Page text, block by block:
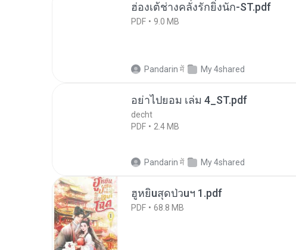
ฮ่องเต้ช่างคลั่งรักยิ่งนัก-ST.pdf
PDF 9.0 MB
Pandarin में My 4shared
อย่าไปยอม เล่ม 4_ST.pdf
decht
PDF
2.4 MB
Pandarin में My 4shared
ฮูหยิuสุดป่วuฯ 1.pdf
PDF 68.8 MB